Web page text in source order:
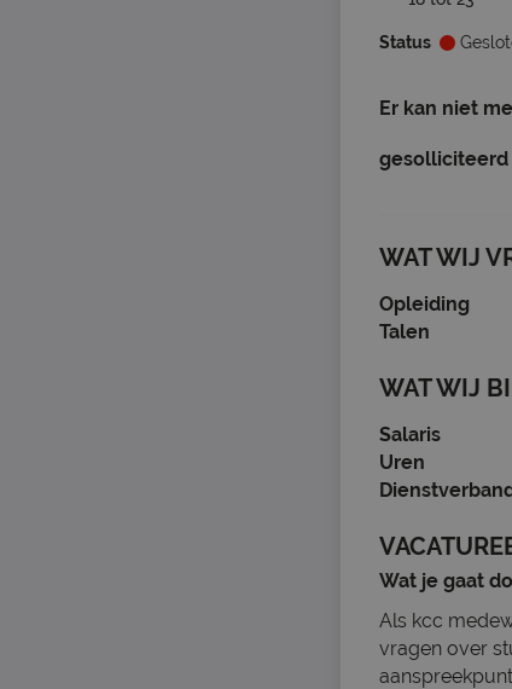
Status
Er kan niet
gesolliciteerd
WAT WIJ
Opleiding
Talen
WAT WIJ
Salaris
Uren
Wat je gaat
Als kcc
vragen over